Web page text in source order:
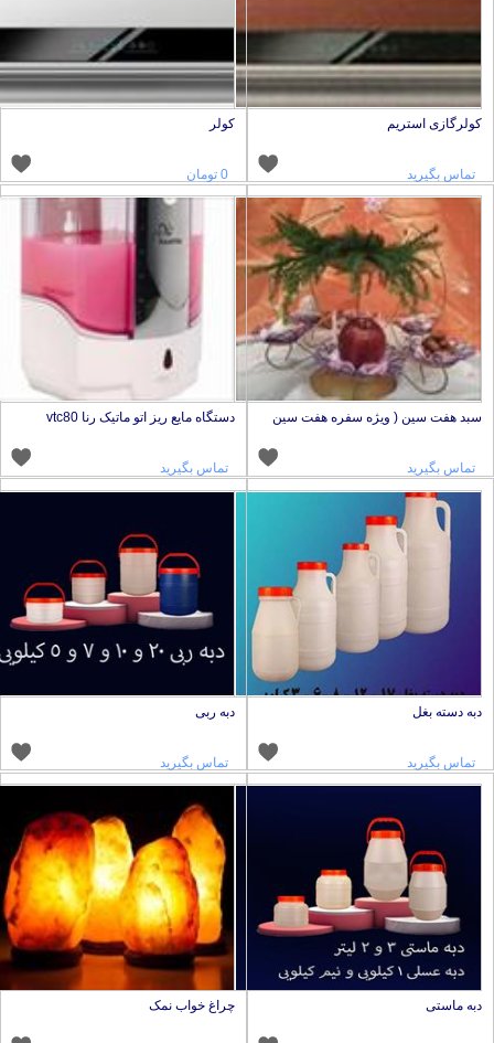
کولرگازی استریم
تماس بگیرید
کولر
سبد هفت سین ( ویژه سفره هفت سین
تماس بگیرید
دستگاه مایع ریز اتو ماتیک رنا vtc80
تماس بگیرید
دبه دسته بغل
تماس بگیرید
دبه ربی
تماس بگیرید
دبه ماستی چراغ خواب نمک